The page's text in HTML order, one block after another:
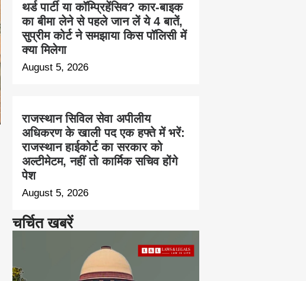
थर्ड पार्टी या कॉम्प्रिहेंसिव? कार-बाइक
का बीमा लेने से पहले जान लें ये 4 बातें,
सुप्रीम कोर्ट ने समझाया किस पॉलिसी में
क्या मिलेगा
August 5, 2026
राजस्थान सिविल सेवा अपीलीय
अधिकरण के खाली पद एक हफ्ते में भरें:
राजस्थान हाईकोर्ट का सरकार को
अल्टीमेटम, नहीं तो कार्मिक सचिव होंगे
पेश
August 5, 2026
चर्चित खबरें